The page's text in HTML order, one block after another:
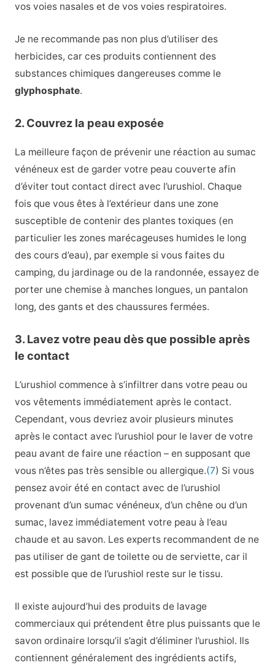
vos voies nasales et de vos voies respiratoires.
Je ne recommande pas non plus d’utiliser des
herbicides, car ces produits contiennent des
substances chimiques dangereuses comme le
glyphosphate.
2. Couvrez la peau exposée
La meilleure façon de prévenir une réaction au sumac
vénéneux est de garder votre peau couverte afin
d’éviter tout contact direct avec l’urushiol. Chaque
fois que vous êtes à l’extérieur dans une zone
susceptible de contenir des plantes toxiques (en
particulier les zones marécageuses humides le long
des cours d’eau), par exemple si vous faites du
camping, du jardinage ou de la randonnée, essayez de
porter une chemise à manches longues, un pantalon
long, des gants et des chaussures fermées.
3. Lavez votre peau dès que possible après
le contact
L’urushiol commence à s’infiltrer dans votre peau ou
vos vêtements immédiatement après le contact.
Cependant, vous devriez avoir plusieurs minutes
après le contact avec l’urushiol pour le laver de votre
peau avant de faire une réaction – en supposant que
vous n’êtes pas très sensible ou allergique.(7) Si vous
pensez avoir été en contact avec de l’urushiol
provenant d’un sumac vénéneux, d’un chêne ou d’un
sumac, lavez immédiatement votre peau à l’eau
chaude et au savon. Les experts recommandent de ne
pas utiliser de gant de toilette ou de serviette, car il
est possible que de l’urushiol reste sur le tissu.
Il existe aujourd’hui des produits de lavage
commerciaux qui prétendent être plus puissants que le
savon ordinaire lorsqu’il s’agit d’éliminer l’urushiol. Ils
contiennent généralement des ingrédients actifs,